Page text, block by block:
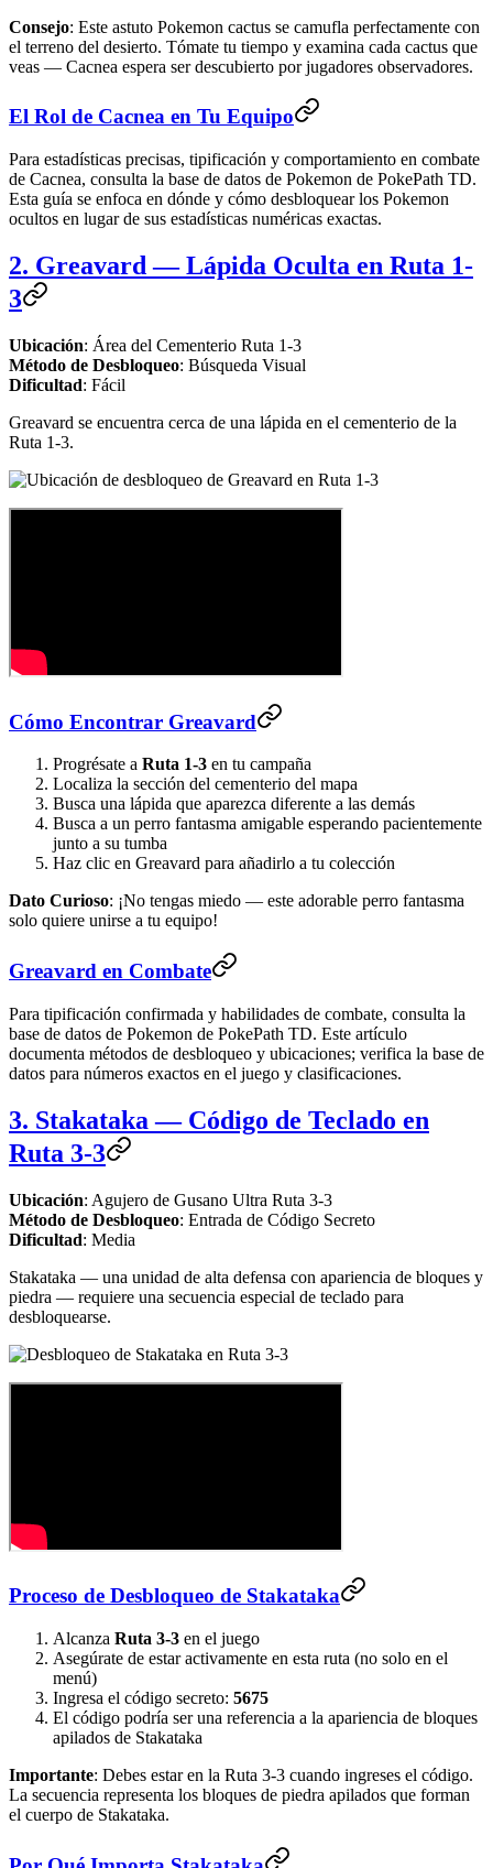
Consejo: Este astuto Pokemon cactus se camufla perfectamente con
el terreno del desierto. Tómate tu tiempo y examina cada cactus que
veas — Cacnea espera ser descubierto por jugadores observadores.
El Rol de Cacnea en Tu Equipo
Para estadísticas precisas, tipificación y comportamiento en combate
de Cacnea, consulta la base de datos de Pokemon de PokePath TD.
Esta guía se enfoca en dónde y cómo desbloquear los Pokemon
ocultos en lugar de sus estadísticas numéricas exactas.
2. Greavard — Lápida Oculta en Ruta 1-
3
Ubicación: Área del Cementerio Ruta 1-3
Método de Desbloqueo: Búsqueda Visual
Dificultad: Fácil
Greavard se encuentra cerca de una lápida en el cementerio de la
Ruta 1-3.
Cómo Encontrar Greavard
Progrésate a Ruta 1-3 en tu campaña
Localiza la sección del cementerio del mapa
Busca una lápida que aparezca diferente a las demás
Busca a un perro fantasma amigable esperando pacientemente
junto a su tumba
Haz clic en Greavard para añadirlo a tu colección
Dato Curioso: ¡No tengas miedo — este adorable perro fantasma
solo quiere unirse a tu equipo!
Greavard en Combate
Para tipificación confirmada y habilidades de combate, consulta la
base de datos de Pokemon de PokePath TD. Este artículo
documenta métodos de desbloqueo y ubicaciones; verifica la base de
datos para números exactos en el juego y clasificaciones.
3. Stakataka — Código de Teclado en
Ruta 3-3
Ubicación: Agujero de Gusano Ultra Ruta 3-3
Método de Desbloqueo: Entrada de Código Secreto
Dificultad: Media
Stakataka — una unidad de alta defensa con apariencia de bloques y
piedra — requiere una secuencia especial de teclado para
desbloquearse.
Proceso de Desbloqueo de Stakataka
Alcanza Ruta 3-3 en el juego
Asegúrate de estar activamente en esta ruta (no solo en el
menú)
Ingresa el código secreto: 5675
El código podría ser una referencia a la apariencia de bloques
apilados de Stakataka
Importante: Debes estar en la Ruta 3-3 cuando ingreses el código.
La secuencia representa los bloques de piedra apilados que forman
el cuerpo de Stakataka.